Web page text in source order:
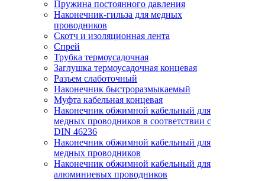
Пружина постоянного давления
Наконечник-гильза для медных
проводников
Скотч и изоляционная лента
Спрей
Трубка термоусадочная
Заглушка термоусадочная концевая
Разъем слаботочный
Наконечник быстроразмыкаемый
Муфта кабельная концевая
Наконечник обжимной кабельный для
медных проводников в соответствии с
DIN 46236
Наконечник обжимной кабельный для
медных проводников
Наконечник обжимной кабельный для
алюминиевых проводников